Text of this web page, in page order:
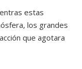
estas
los grandes
que agotara